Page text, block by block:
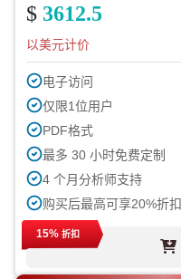
$ 3612.5
以美元计价
电子访问
仅限1位用户
PDF格式
最多 30 小时免费定制
4 个月分析师支持
购买后最高可享20%折扣
15% 折扣